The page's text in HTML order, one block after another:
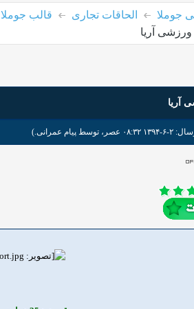
جوملا الحاقات تجاری
قالب جوملا
آریا
آریا
توسط پیام عمرانی.)